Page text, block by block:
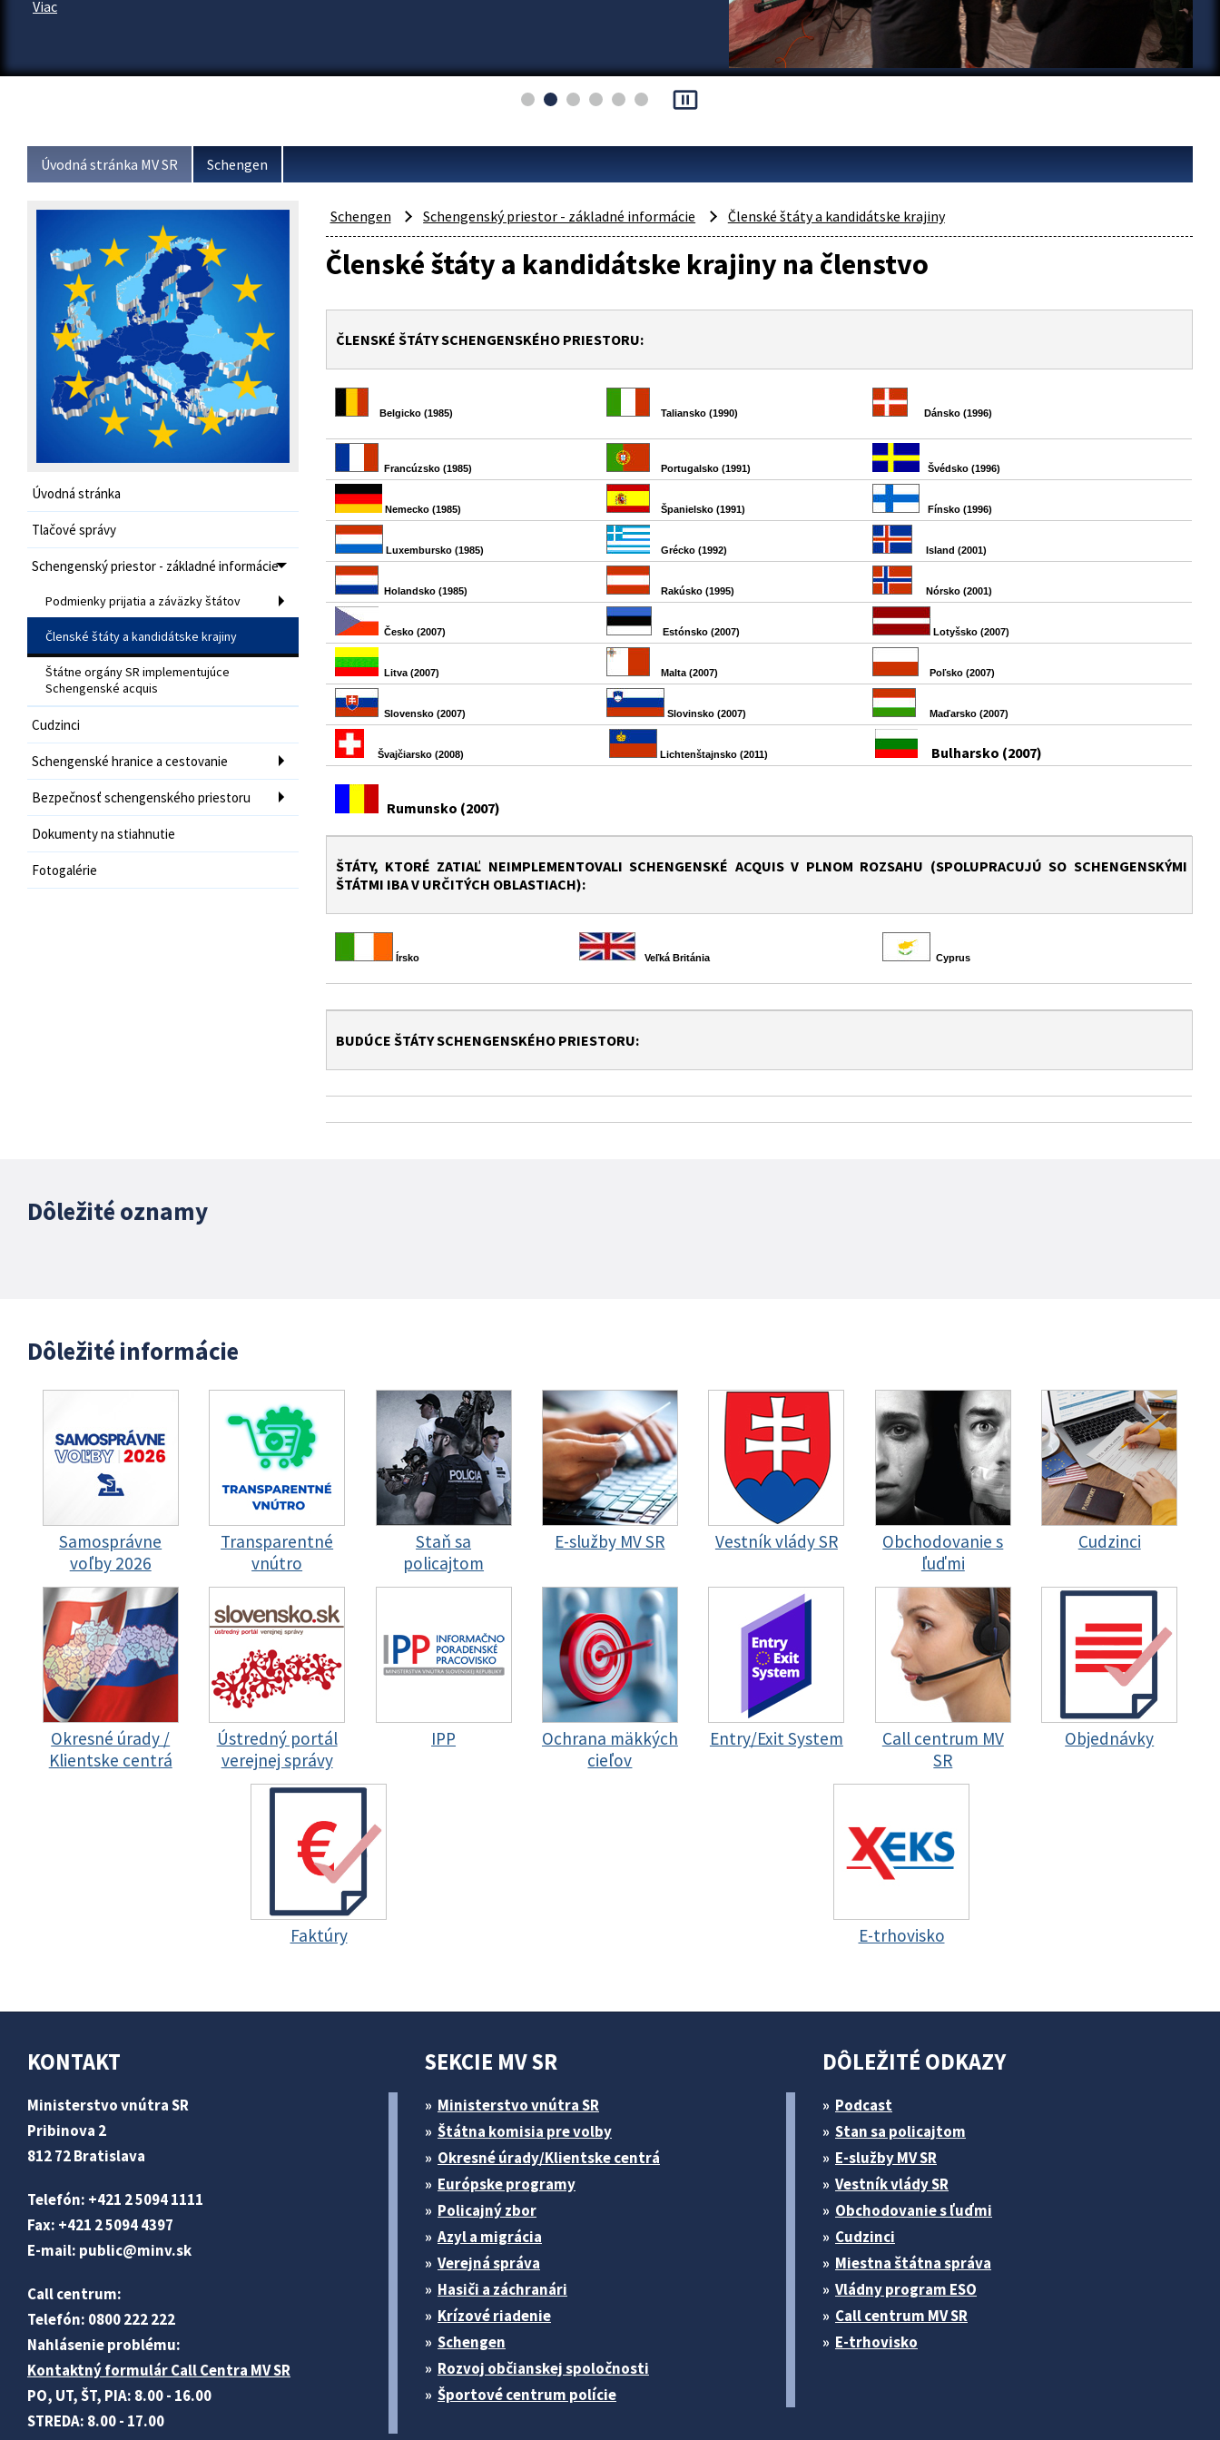
Viac
pause_presentation
Úvodná stránka MV SR Schengen
Úvodná stránka
Tlačové správy
Schengenský priestor - základné informácie
Podmienky prijatia a záväzky štátov
Členské štáty a kandidátske krajiny
Štátne orgány SR implementujúce
Schengenské acquis
Cudzinci
Schengenské hranice a cestovanie
Bezpečnosť schengenského priestoru
Dokumenty na stiahnutie
Fotogalérie
Schengen Schengenský priestor - základné informácie Členské štáty a kandidátske krajiny
Členské štáty a kandidátske krajiny na členstvo
ČLENSKÉ ŠTÁTY SCHENGENSKÉHO PRIESTORU:
Belgicko (1985) Taliansko (1990) Dánsko (1996)
Francúzsko (1985) Portugalsko (1991) Švédsko (1996)
Nemecko (1985) Španielsko (1991) Fínsko (1996)
Luxembursko (1985) Grécko (1992) Island (2001)
Holandsko (1985) Rakúsko (1995) Nórsko (2001)
Česko (2007) Estónsko (2007) Lotyšsko (2007)
Litva (2007) Malta (2007) Poľsko (2007)
Slovensko (2007) Slovinsko (2007) Maďarsko (2007)
Švajčiarsko (2008) Lichtenštajnsko (2011) Bulharsko (2007)
Rumunsko (2007)
ŠTÁTY, KTORÉ ZATIAĽ NEIMPLEMENTOVALI SCHENGENSKÉ ACQUIS V PLNOM ROZSAHU (SPOLUPRACUJÚ SO SCHENGENSKÝMI
ŠTÁTMI IBA V URČITÝCH OBLASTIACH):
Írsko Veľká Británia Cyprus
BUDÚCE ŠTÁTY SCHENGENSKÉHO PRIESTORU:
Dôležité oznamy
Dôležité informácie
Samosprávne
voľby 2026
Transparentné
vnútro
Staň sa
policajtom
E-služby MV SR Vestník vlády SR
Obchodovanie s
ľuďmi
Cudzinci
Okresné úrady /
Klientske centrá
Ústredný portál
verejnej správy
IPP
Ochrana mäkkých
cieľov
Entry/Exit System
Call centrum MV
SR
Objednávky
Faktúry E-trhovisko
KONTAKT
Ministerstvo vnútra SR
Pribinova 2
812 72 Bratislava
Telefón: +421 2 5094 1111
Fax: +421 2 5094 4397
E-mail: public@minv.sk
Call centrum:
Telefón: 0800 222 222
Nahlásenie problému:
Kontaktný formulár Call Centra MV SR
PO, UT, ŠT, PIA: 8.00 - 16.00
STREDA: 8.00 - 17.00
SEKCIE MV SR
Ministerstvo vnútra SR
Štátna komisia pre volby
Okresné úrady/Klientske centrá
Európske programy
Policajný zbor
Azyl a migrácia
Verejná správa
Hasiči a záchranári
Krízové riadenie
Schengen
Rozvoj občianskej spoločnosti
Športové centrum polície
DÔLEŽITÉ ODKAZY
Podcast
Stan sa policajtom
E-služby MV SR
Vestník vlády SR
Obchodovanie s ľuďmi
Cudzinci
Miestna štátna správa
Vládny program ESO
Call centrum MV SR
E-trhovisko